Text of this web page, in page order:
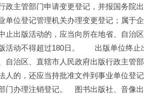
政主管部门申请变更登记，并报国务院
位登记管理机关办理变更登记；属于
出版活动的，应当向所在地省、自治
动不得超过180日。　　出版单位终
自治区、直辖市人民政府出版行政主管
人的，还应当持批准文件到事业单位登
办理注销登记。　图书出版社、音像